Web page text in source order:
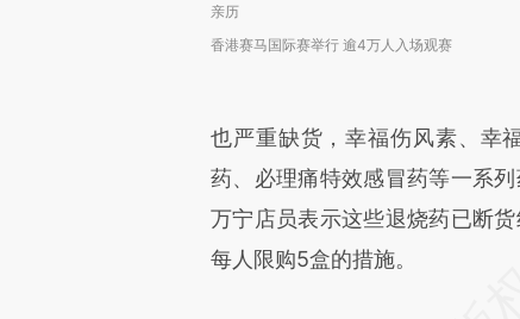
亲历
香港赛马国际赛举行 逾4万人入场观赛
也严重缺货，幸福伤风素、幸
药、必理痛特效感冒药等一系
万宁店员表示这些退烧药已断
每人限购5盒的措施。